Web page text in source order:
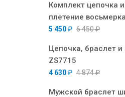
Комплект цепочка
плетение восьмерка
5 450₽ 6 450₽
Цепочка, браслет и
ZS7715
4 630₽ 4 874₽
Мужской браслет